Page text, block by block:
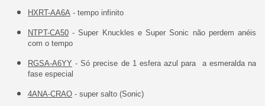
HXRT-AA6A- tempo infinito
NTPT-CA50- Super Knuckles e Super Sonic não perdem anéis
com o tempo
RGSA-A6YY - Só precise de 1 esfera azul para a esmeralda na
fase especial
4ANA-CRAO- super salto (Sonic)